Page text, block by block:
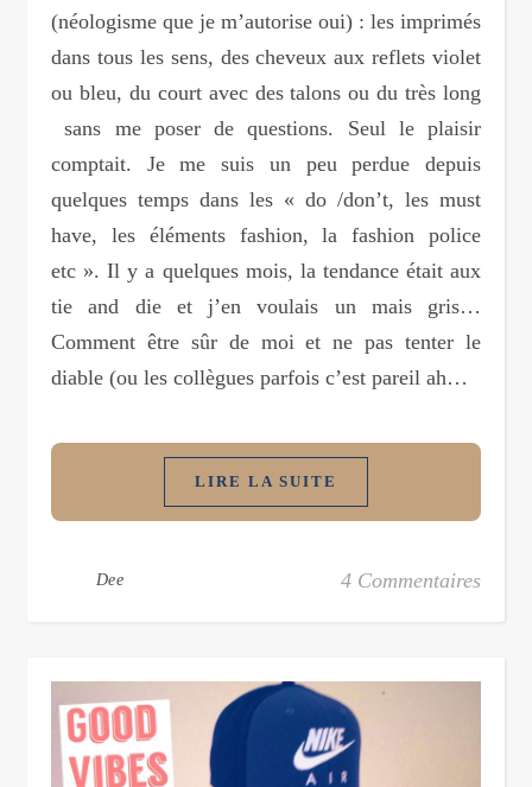
(néologisme que je m’autorise oui) : les imprimés
dans tous les sens, des cheveux aux reflets violet
ou bleu, du court avec des talons ou du très long
sans me poser de questions. Seul le plaisir
comptait. Je me suis un peu perdue depuis
quelques temps dans les « do /don’t, les must
have, les éléments fashion, la fashion police
etc ». Il y a quelques mois, la tendance était aux
tie and die et j’en voulais un mais gris…
Comment être sûr de moi et ne pas tenter le
diable (ou les collègues parfois c’est pareil ah…
LIRE LA SUITE
Dee 4 Commentaires